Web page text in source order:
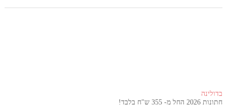
בדולינה
חתונות 2026 החל מ- 355 ש"ח בלבד!